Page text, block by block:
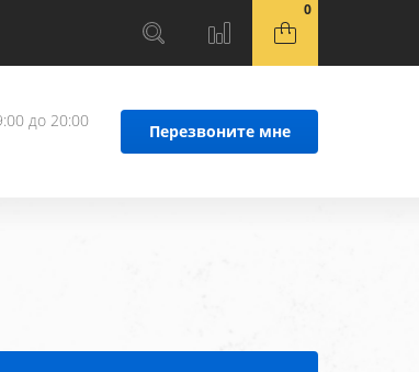
0
до 20:00
Перезвоните мне